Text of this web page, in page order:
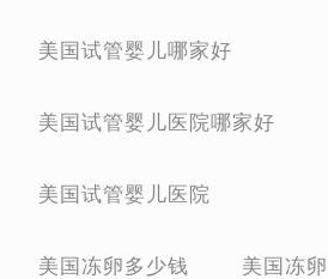
美国试管婴儿哪家好
美国试管婴儿医院哪家好
美国试管婴儿医院
美国冻卵多少钱 美国冻